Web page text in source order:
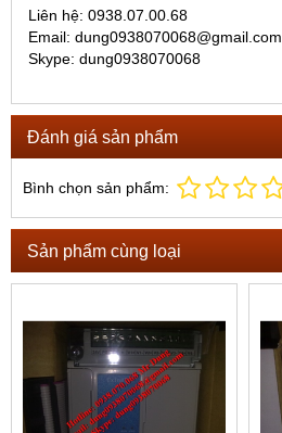
Liên hệ: 0938.07.00.68
Email: dung0938070068@gmail.com
Skype: dung0938070068
Đánh giá sản phẩm
Bình chọn sản phẩm:
Sản phẩm cùng loại